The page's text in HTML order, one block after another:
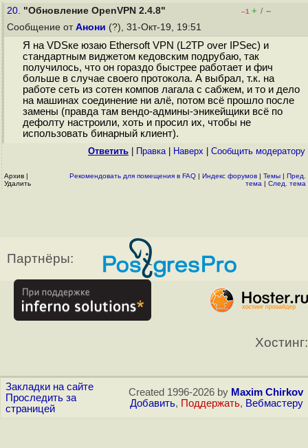
20. "Обновление OpenVPN 2.4.8" –1 + / –
Сообщение от Анони (?), 31-Окт-19, 19:51
Я на VDSке юзаю Ethersoft VPN (L2TP over IPSec) и
стандартным виджетом кедовским подрубаю, так
получилось, что он гораздо быстрее работает и фич
больше в случае своего протокола. А выбрал, т.к. на
работе сеть из сотен компов лагала с сабжем, и то и дело
на машинах соединение ни алё, потом всё прошло после
замены (правда там вендо-админы-эникейщики всё по
дефолту настроили, хоть и просил их, чтобы не
использовать бинарный клиент).
Ответить Правка| Наверх Cообщить модератору
Архив |
Удалить
Рекомендовать для помещения в FAQ | Индекс форумов | Темы | Пред.
тема | След. тема
Партнёры:
Хостинг:
Закладки на сайте
Проследить за
страницей
Created 1996-2026 by Maxim Chirkov
Добавить, Поддержать, Вебмастеру